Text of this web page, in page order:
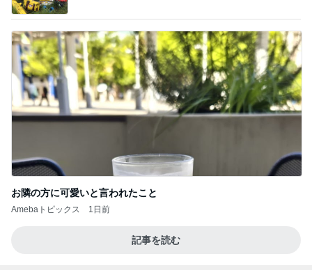
お隣の方に可愛いと言われたこと
Amebaトピックス 1日前
記事を読む